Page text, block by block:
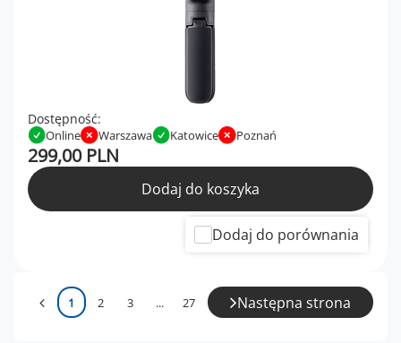
Dostępność:
Online Warszawa Katowice Poznań
299,00 PLN
Dodaj do koszyka
Dodaj do porównania
1 2 3 ... 27 Następna strona